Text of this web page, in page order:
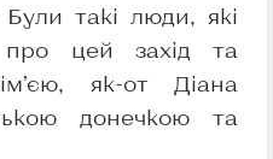
такі люди, які
про цей захід та
як-от Діана
донечкою та